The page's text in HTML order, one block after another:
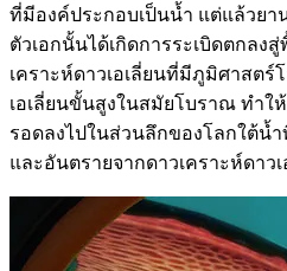
ที่มีองค์ประกอบเป็นน้ำ แต่แล้วยา
ตัวเอกนั้นได้เกิดการระเบิดตกลง
เคราะห์ดาวเอเลี่ยนที่มีภูมิศาสตร์
เอเลี่ยนขั้นสูงในสมัยโบราณ ทำใ
รอดลงไปในส่วนลึกของโลกใต้น้
และอันตรายจากดาวเคราะห์ดาว